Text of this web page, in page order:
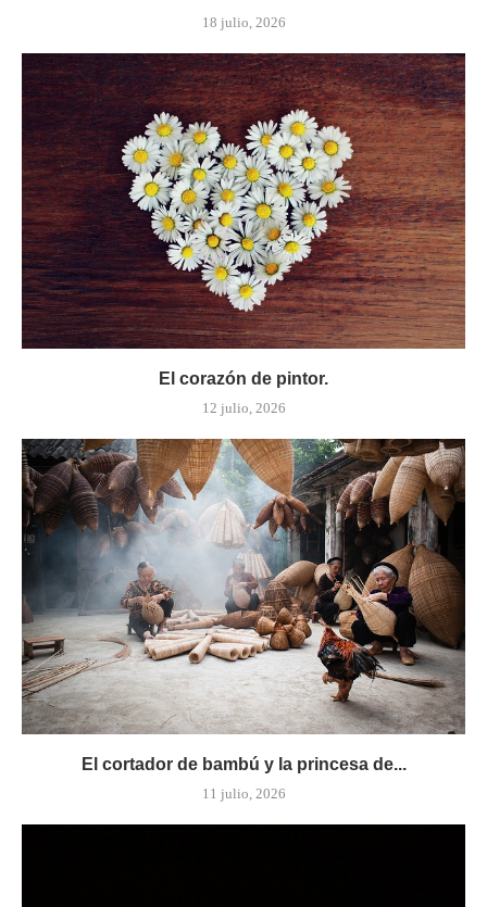
18 julio, 2026
El corazón de pintor.
12 julio, 2026
El cortador de bambú y la princesa de...
11 julio, 2026